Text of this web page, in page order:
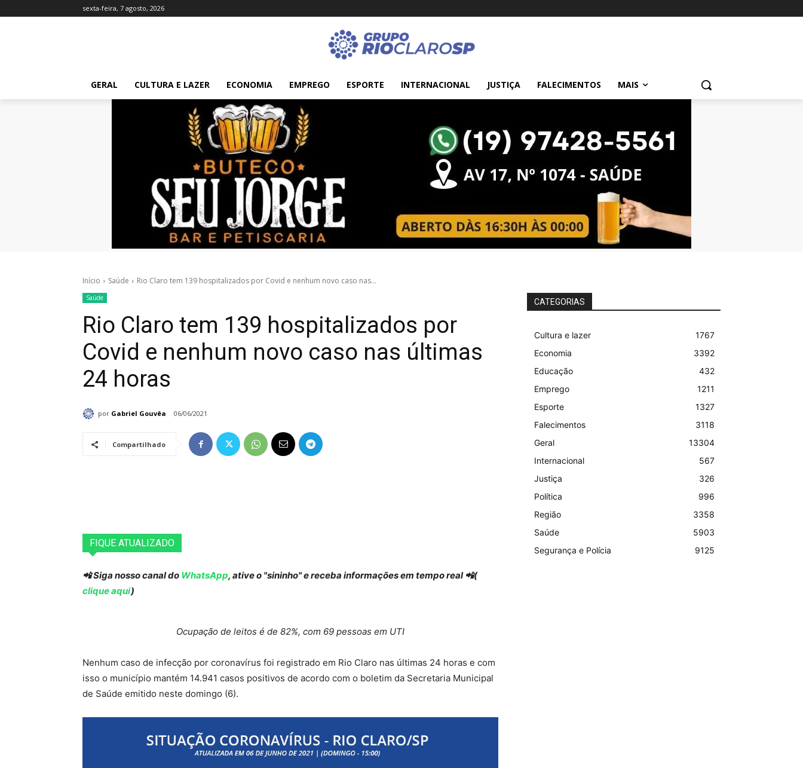
sexta-feira, 7 agosto, 2026
GERAL CULTURA E LAZER ECONOMIA EMPREGO ESPORTE INTERNACIONAL JUSTIÇA FALECIMENTOS MAIS
Início Saúde Rio Claro tem 139 hospitalizados por Covid e nenhum novo caso nas...
Saúde
Rio Claro tem 139 hospitalizados por
Covid e nenhum novo caso nas últimas
24 horas
por Gabriel Gouvêa 06/06/2021
Compartilhado
FIQUE ATUALIZADO
📲 Siga nosso canal do WhatsApp, ative o "sininho" e receba informações em tempo real 📲(
clique aqui)
Ocupação de leitos é de 82%, com 69 pessoas em UTI
Nenhum caso de infecção por coronavírus foi registrado em Rio Claro nas últimas 24 horas e com
isso o município mantém 14.941 casos positivos de acordo com o boletim da Secretaria Municipal
de Saúde emitido neste domingo (6).
CATEGORIAS
Cultura e lazer
1767
Economia
3392
Educação
432
Emprego
1211
Esporte
1327
Falecimentos
3118
Geral
13304
Internacional
567
Justiça
326
Política
996
Região
3358
Saúde
5903
Segurança e Polícia
9125